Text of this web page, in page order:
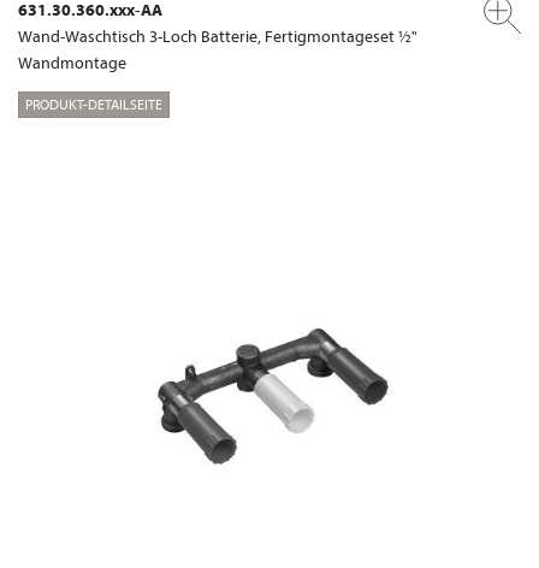
631.30.360.xxx-AA
Wand-Waschtisch 3-Loch Batterie, Fertigmontageset ½"
Wandmontage
PRODUKT-DETAILSEITE